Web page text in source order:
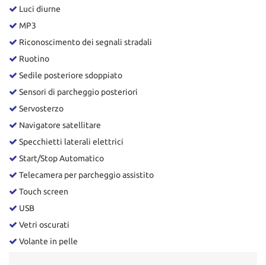
Luci diurne
MP3
Riconoscimento dei segnali stradali
Ruotino
Sedile posteriore sdoppiato
Sensori di parcheggio posteriori
Servosterzo
Navigatore satellitare
Specchietti laterali elettrici
Start/Stop Automatico
Telecamera per parcheggio assistito
Touch screen
USB
Vetri oscurati
Volante in pelle